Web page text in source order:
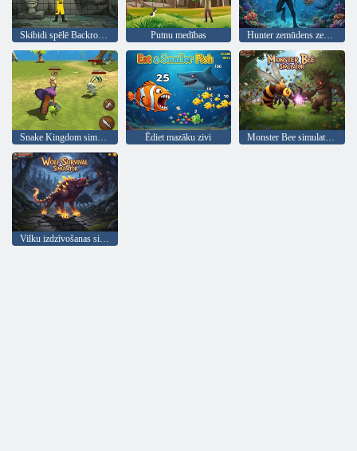
Skibidi spēlē Backroom Hunter Putnu medības Hunter zemūdens zemūdens makšķerēšana
Snake Kingdom simulators Ēdiet mazāku zivi Monster Bee simulators
Vilku izdzīvošanas simulators